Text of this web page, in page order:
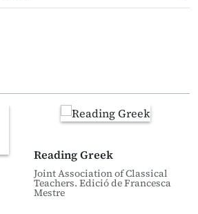
Reading Greek
Joint Association of Classical
Teachers. Edició de Francesca
Mestre